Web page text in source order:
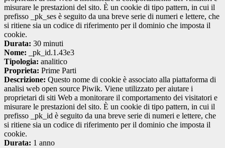
misurare le prestazioni del sito. È un cookie di tipo pattern, in cui il
prefisso _pk_ses è seguito da una breve serie di numeri e lettere, che
si ritiene sia un codice di riferimento per il dominio che imposta il
cookie.
Durata: 30 minuti
Nome: _pk_id.1.43e3
Tipologia: analitico
Proprieta: Prime Parti
Descrizione: Questo nome di cookie è associato alla piattaforma di
analisi web open source Piwik. Viene utilizzato per aiutare i
proprietari di siti Web a monitorare il comportamento dei visitatori e
misurare le prestazioni del sito. È un cookie di tipo pattern, in cui il
prefisso _pk_id è seguito da una breve serie di numeri e lettere, che
si ritiene sia un codice di riferimento per il dominio che imposta il
cookie.
Durata: 1 anno